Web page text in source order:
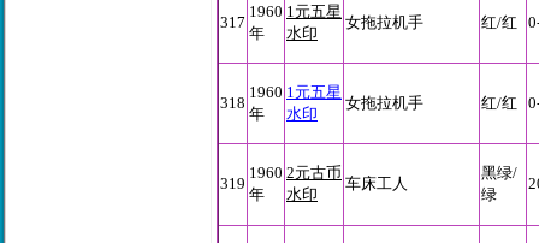
317
1960
年
1元五星
水印
女拖拉机手 红/红
318
1960
年
1元五星
水印
女拖拉机手 红/红
319
1960
年
2元古币
水印
车床工人
黑绿/
绿